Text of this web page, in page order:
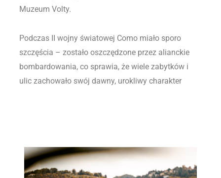
Muzeum Volty.
Podczas II wojny światowej Como miało sporo
szczęścia – zostało oszczędzone przez alianckie
bombardowania, co sprawia, że wiele zabytków i
ulic zachowało swój dawny, urokliwy charakter